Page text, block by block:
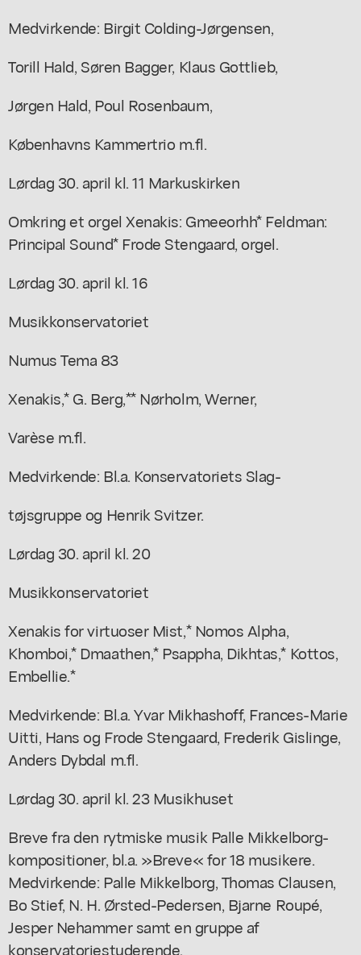
Medvirkende: Birgit Colding-Jørgensen,
Torill Hald, Søren Bagger, Klaus Gottlieb,
Jørgen Hald, Poul Rosenbaum,
Københavns Kammertrio m.fl.
Lørdag 30. april kl. 11 Markuskirken
Omkring et orgel Xenakis: Gmeeorhh* Feldman:
Principal Sound* Frode Stengaard, orgel.
Lørdag 30. april kl. 16
Musikkonservatoriet
Numus Tema 83
Xenakis,* G. Berg,** Nørholm, Werner,
Varèse m.fl.
Medvirkende: Bl.a. Konservatoriets Slag-
tøjsgruppe og Henrik Svitzer.
Lørdag 30. april kl. 20
Musikkonservatoriet
Xenakis for virtuoser Mist,* Nomos Alpha,
Khomboi,* Dmaathen,* Psappha, Dikhtas,* Kottos,
Embellie.*
Medvirkende: Bl.a. Yvar Mikhashoff, Frances-Marie
Uitti, Hans og Frode Stengaard, Frederik Gislinge,
Anders Dybdal m.fl.
Lørdag 30. april kl. 23 Musikhuset
Breve fra den rytmiske musik Palle Mikkelborg-
kompositioner, bl.a. »Breve« for 18 musikere.
Medvirkende: Palle Mikkelborg, Thomas Clausen,
Bo Stief, N. H. Ørsted-Pedersen, Bjarne Roupé,
Jesper Nehammer samt en gruppe af
konservatoriestuderende.